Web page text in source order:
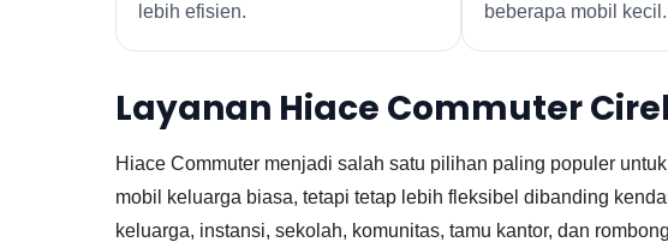
lebih efisien.
beberapa mobil kecil.
Layanan Hiace Commuter
Hiace Commuter menjadi salah satu pilihan paling populer
mobil keluarga biasa, tetapi tetap lebih fleksibel dibanding
keluarga, instansi, sekolah, komunitas, tamu kantor, dan